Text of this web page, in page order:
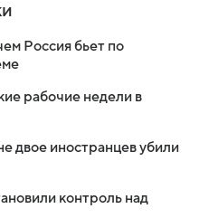
Россия бьет по
рабочие недели в
двое иностранцев убили
контроль над